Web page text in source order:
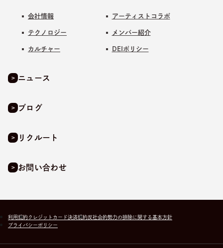
会社情報
テクノロジー
カルチャー
アーティストコラボ
メンバー紹介
DEIポリシー
ニュース
ブログ
リクルート
お問い合わせ
利用規約 クレジットカード決済規約反社会的勢力の排除に関する基本方針
プライバシーポリシー